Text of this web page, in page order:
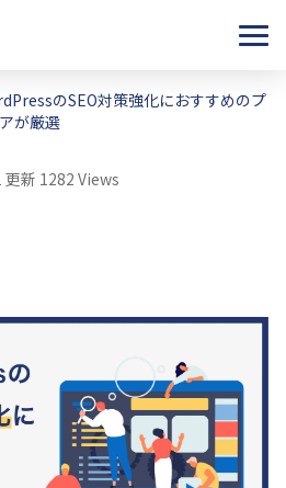
のSEO対策強化におすすめのプ
が厳選
更新 1282 Views